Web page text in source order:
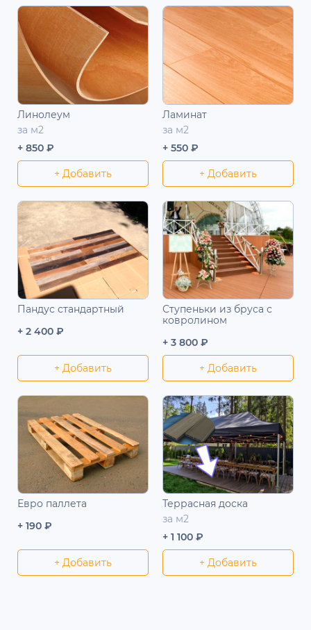
Линолеум
за м2
+ 850 ₽
+ Добавить
Ламинат
за м2
+ 550 ₽
+ Добавить
Пандус стандартный
+ 2 400 ₽
+ Добавить
Ступеньки из бруса с
ковролином
+ 3 800 ₽
+ Добавить
Евро паллета
+ 190 ₽
+ Добавить
Террасная доска
за м2
+ 1 100 ₽
+ Добавить